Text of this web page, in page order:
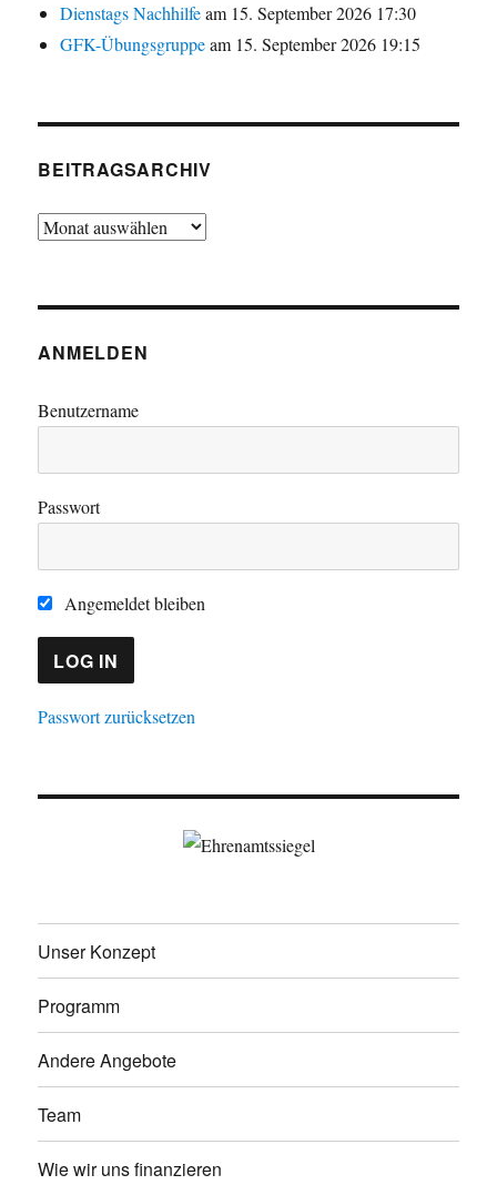
Dienstags Nachhilfeam 15. September 2026 17:30
GFK-Übungsgruppeam 15. September 2026 19:15
BEITRAGSARCHIV
Beitragsarchiv
ANMELDEN
Benutzername
Passwort
Angemeldet bleiben
Passwort zurücksetzen
Unser Konzept
Programm
Andere Angebote
Team
Wie wir uns finanzieren